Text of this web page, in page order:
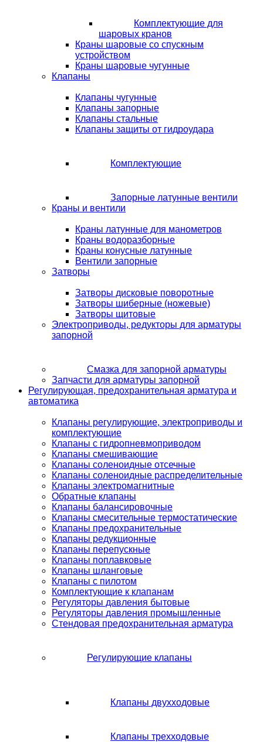
Комплектующие для
шаровых кранов
Краны шаровые со спускным
устройством
Краны шаровые чугунные
Клапаны
Клапаны чугунные
Клапаны запорные
Клапаны стальные
Клапаны защиты от гидроудара
Комплектующие
Запорные латунные вентили
Краны и вентили
Краны латунные для манометров
Краны водоразборные
Краны конусные латунные
Вентили запорные
Затворы
Затворы дисковые поворотные
Затворы шиберные (ножевые)
Затворы щитовые
Электроприводы, редукторы для арматуры
запорной
Смазка для запорной арматуры
Запчасти для арматуры запорной
Регулирующая, предохранительная арматура и
автоматика
Клапаны регулирующие, электроприводы и
комплектующие
Клапаны с гидропневмоприводом
Клапаны смешивающие
Клапаны соленоидные отсечные
Клапаны соленоидные распределительные
Клапаны электромагнитные
Обратные клапаны
Клапаны балансировочные
Клапаны смесительные термостатические
Клапаны предохранительные
Клапаны редукционные
Клапаны перепускные
Клапаны поплавковые
Клапаны шланговые
Клапаны с пилотом
Комплектующие к клапанам
Регуляторы давления бытовые
Регуляторы давления промышленные
Стендовая предохранительная арматура
Регулирующие клапаны
Клапаны двухходовые
Клапаны трехходовые